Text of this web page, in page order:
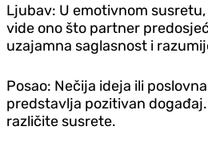
Ljubav: U emotivnom susretu,
vide ono što partner
uzajamna saglasnost i
Posao: Nečija ideja ili
predstavlja pozitivan
različite susrete.